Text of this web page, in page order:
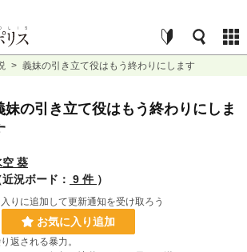
> 義妹の引き立て役はもう終わりにします
妹の引き立て役はもう終わりにしま
空 葵
近況ボード： 9 件 ）
りに追加して更新通知を受け取ろう
お気に入り追加
返される暴力。